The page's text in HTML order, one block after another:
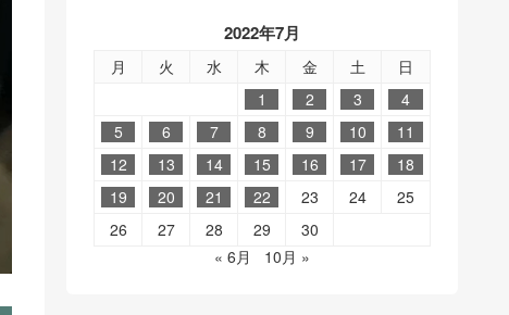
2022年7月
月 火 水 木 金 土
日
1
2 3
4
5
6 7 8 9 10
11
12
13 14 15 16 17
18
19
20 21 22 23 24
25
26
27 28 29
30
« 6月
10月 »